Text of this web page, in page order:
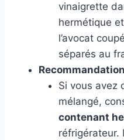
vinaigrette
hermétique
l’avocat
séparés au
Si vous avez
mélangé,
contenant
réfrigérateur.